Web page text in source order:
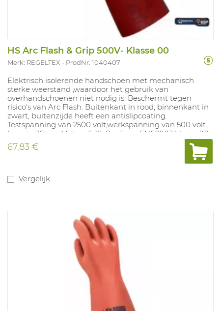
HS Arc Flash & Grip 500V- Klasse 00
Merk: REGELTEX ProdNr. 1040407
Elektrisch isolerende handschoen met mechanisch
sterke weerstand ,waardoor het gebruik van
overhandschoenen niet nodig is. Beschermt tegen
risico's van Arc Flash. Buitenkant in rood, binnenkant in
zwart, buitenzijde heeft een antislipcoating.
Testspanning van 2500 volt,werkspanning van 500 volt.
Lengte 36 cm, Maten: 6-12. Conform EN60903 klasse 00
cat RC. ASTM F2675: 26,3cal/cm²
67,83 €
Vergelijk